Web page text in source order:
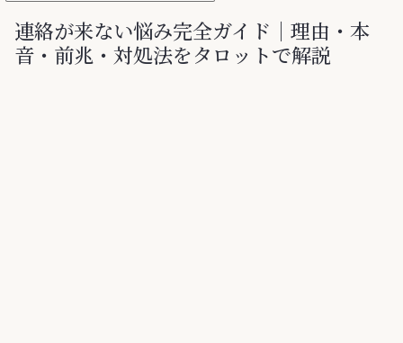
連絡が来ない悩み完全ガイド｜理由・本
音・前兆・対処法をタロットで解説